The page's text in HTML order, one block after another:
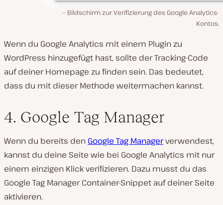
Bildschirm zur Verifizierung des Google Analytics-
Kontos.
Wenn du Google Analytics mit einem Plugin zu
WordPress hinzugefügt hast, sollte der Tracking-Code
auf deiner Homepage zu finden sein. Das bedeutet,
dass du mit dieser Methode weitermachen kannst.
4. Google Tag Manager
Wenn du bereits den Google Tag Managerverwendest,
kannst du deine Seite wie bei Google Analytics mit nur
einem einzigen Klick verifizieren. Dazu musst du das
Google Tag Manager Container-Snippet auf deiner Seite
aktivieren.